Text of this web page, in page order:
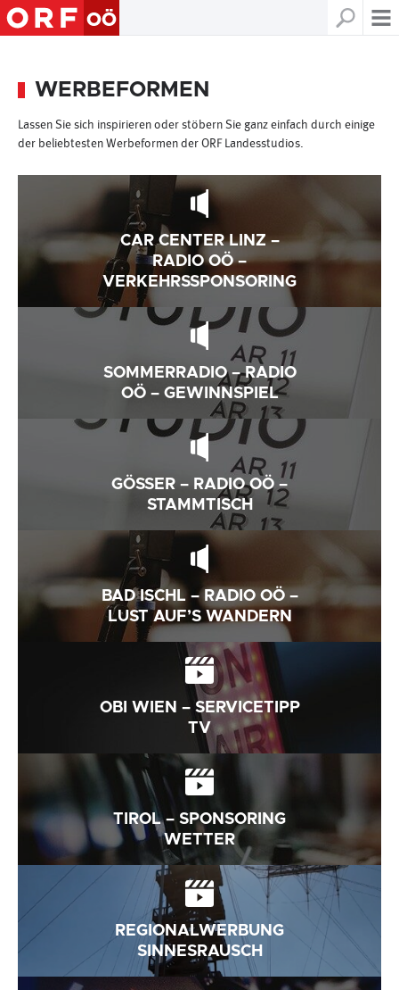
WERBEFORMEN
Lassen Sie sich inspirieren oder stöbern Sie ganz einfach durch einige
der beliebtesten Werbeformen der ORF Landesstudios.
CAR CENTER LINZ –
RADIO OÖ –
VERKEHRSSPONSORING
SOMMERRADIO – RADIO
OÖ – GEWINNSPIEL
GÖSSER – RADIO OÖ –
STAMMTISCH
BAD ISCHL – RADIO OÖ –
LUST AUF’S WANDERN
OBI WIEN – SERVICETIPP
TV
TIROL – SPONSORING
WETTER
REGIONALWERBUNG
SINNESRAUSCH